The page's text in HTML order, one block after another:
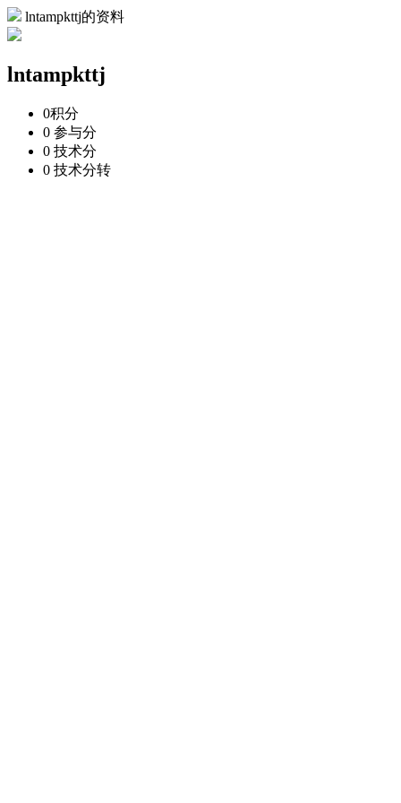
lntampkttj的资料
lntampkttj
0积分
0 参与分
0 技术分
0 技术分转